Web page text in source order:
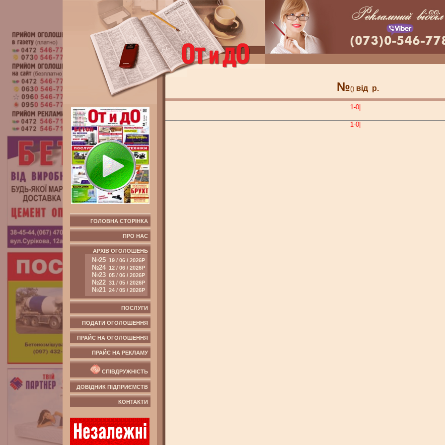
ГОЛОВНА СТОРІНКА
ПРО НАС
АРХІВ ОГОЛОШЕНЬ
№25 19 / 06 / 2026Р
№24 12 / 06 / 2026Р
№23 05 / 06 / 2026Р
№22 31 / 05 / 2026Р
№21 24 / 05 / 2026Р
ПОСЛУГИ
ПОДАТИ ОГОЛОШЕННЯ
ПРАЙС НА ОГОЛОШЕННЯ
ПРАЙС НА РЕКЛАМУ
СПІВДРУЖНІСТЬ
ДОВІДНИК ПІДПРИЄМСТВ
КОНТАКТИ
№() від р.
1-0|
1-0|